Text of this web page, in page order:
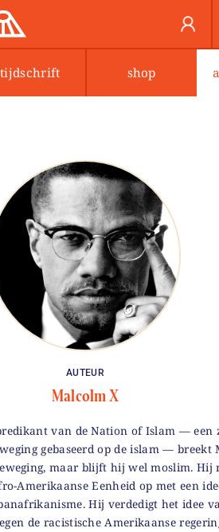
tijdschrift shop
AUTEUR
Malcolm X
van de Nation of Islam — een
gebaseerd op de islam — breekt
maar blijft hij wel moslim. Hij
Amerikaanse Eenheid op met een
Hij verdedigt het idee
de racistische Amerikaanse